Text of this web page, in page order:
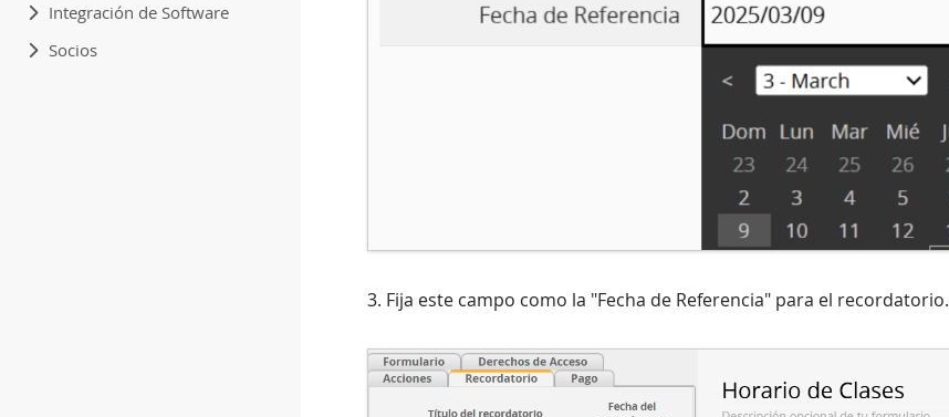
Integración de Software
Socios
3. Fija este campo como la "Fecha de Referencia" para el recordatorio.